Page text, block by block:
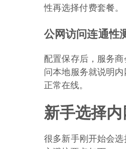
性再选择付费套餐。
公网访问连通性
配置保存后，服务
问本地服务就说明
正常在线。
新手选择
很多新手刚开始会